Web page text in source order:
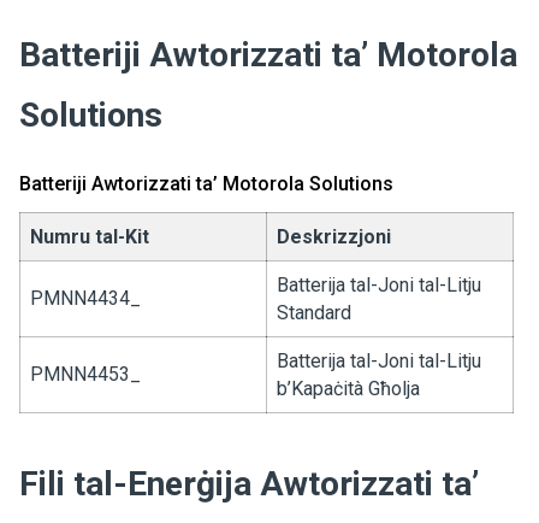
Batteriji Awtorizzati ta’ Motorola
Solutions
Batteriji Awtorizzati ta’ Motorola Solutions
Numru tal-Kit Deskrizzjoni
PMNN4434_
Batterija tal-Joni tal-Litju
Standard
PMNN4453_
Batterija tal-Joni tal-Litju
b’Kapaċità Għolja
Fili tal-Enerġija Awtorizzati ta’